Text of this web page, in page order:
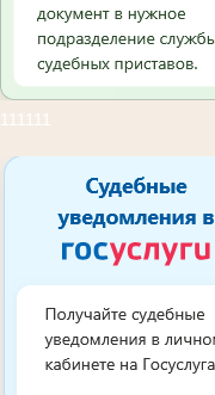
111111